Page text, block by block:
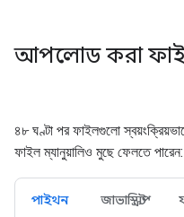
আপলোড করা
৪৮ ঘণ্টা পর ফাইলগুলো
ফাইল ম্যানুয়ালিও মুছে ফেলতে পারেন:
পাইথন জাভাস্ক্রিপ্ট